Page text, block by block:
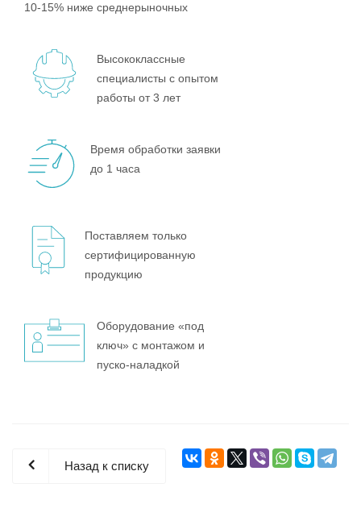
10-15% ниже среднерыночных
Высококлассные
специалисты с опытом
работы от 3 лет
Время обработки заявки
до 1 часа
Поставляем только
сертифицированную
продукцию
Оборудование «под
ключ» с монтажом и
пуско-наладкой
Назад к списку